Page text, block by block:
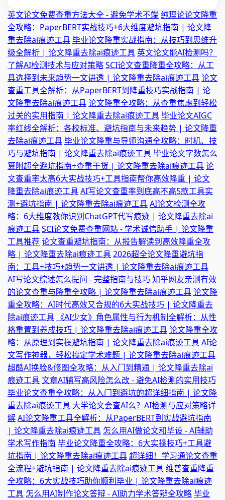
英文论文免费查重方法大全 - 避免学术不端纯理论论文降重
全攻略：PaperBERT实战技巧+6大维度避坑指南 | 论文降
重去除ai痕迹工具毕业论文降重实战指南：从技巧到思维升
级全解析 | 论文降重去除ai痕迹工具 英文论文能AI检测吗？
了解AI检测技术与应对策略SCI论文查重降重全攻略：从工
具选择到未来趋势一文讲透 | 论文降重去除ai痕迹工具论文
查重工具全解析：从PaperBERT到降重技巧实战指南 | 论
文降重去除ai痕迹工具论文降重全攻略：从查重焦虑到轻松
过关的实用指南 | 论文降重去除ai痕迹工具毕业论文AIGC
率红线全解析：各校标准、避坑指南与未来趋势 | 论文降重
去除ai痕迹工具毕业论文降重与导师沟通全攻略：时机、技
巧与避坑指南 | 论文降重去除ai痕迹工具毕业论文字数怎么
算附超全避坑指南+查重干货 | 论文降重去除ai痕迹工具论
文查重率太高6大实战技巧+工具指南帮你高效降重 | 论文
降重去除ai痕迹工具AI写论文查重率到底高不高5款工具实
测+避坑指南 | 论文降重去除ai痕迹工具AI论文检测全攻
略：6大维度教你识别ChatGPT代写痕迹 | 论文降重去除ai
痕迹工具SCI论文免费查重网站 - 学术诚信助手 | 论文降重
工具推荐论文查重避坑指南：从报告解读到高效降重全攻
略 | 论文降重去除ai痕迹工具2026超全论文降重避坑指
南：工具+技巧+趋势一文讲透 | 论文降重去除ai痕迹工具
AI写论文综述怎么提问 - 完整指南与技巧知乎网友亲测有效
的论文查重与降重全攻略 | 论文降重去除ai痕迹工具论文降
重全攻略：AI时代高效又合规的6大实战技巧 | 论文降重去
除ai痕迹工具 《AI少女》角色属性与行为机制全解析：从性
格重置到养成技巧 | 论文降重去除ai痕迹工具论文降重全攻
略：从原理到实操避坑指南 | 论文降重去除ai痕迹工具AI论
文写作神器，轻松搞定学术难题 | 论文降重去除ai痕迹工具
超酷AI换脸&修图全攻略：从入门到精通 | 论文降重去除ai
痕迹工具文章AI辅写高风险怎么改 - 避免AI检测的实用技巧
毕业论文查重全攻略：从入门到避坑的超详细指南 | 论文降
重去除ai痕迹工具 大学论文会查AI么？AI检测与应对策略详
解AI论文降重工具全解析：从PaperBERT到实战避坑指南
| 论文降重去除ai痕迹工具 怎么用AI做论文和毕设 - AI辅助
学术写作指南 毕业论文降重全攻略：6大实操技巧+工具避
坑指南 | 论文降重去除ai痕迹工具超详细！学习通论文查重
全流程+避坑指南 | 论文降重去除ai痕迹工具维普查重降重
全攻略：6大实战技巧助你顺利毕业 | 论文降重去除ai痕迹
工具 怎么用AI制作论文答辩 - AI助力学术答辩全攻略毕业